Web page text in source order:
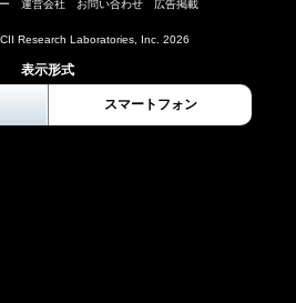
運営会社 お問い合わせ 広告掲載
Research Laboratories, Inc. 2026
表示形式
スマートフォン